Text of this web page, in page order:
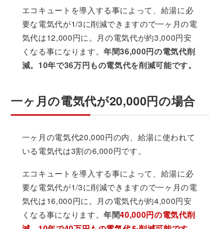
エコキュートを導入する事によって、給湯に必
要な電気代が1/3に削減できますので一ヶ月の電
気代は12,000円に。月の電気代が約3,000円安
くなる事になります。年間36,000円の電気代削
減。10年で36万円もの電気代を削減可能です。
一ヶ月の電気代が20,000円の場合
一ヶ月の電気代20,000円の内、給湯に使われて
いる電気代は3割の6,000円です。
エコキュートを導入する事によって、給湯に必
要な電気代が1/3に削減できますので一ヶ月の電
気代は16,000円に。月の電気代が約4,000円安
くなる事になります。年間40,000円の電気代削